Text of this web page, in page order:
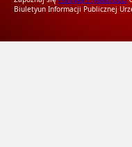
Biuletyun Informacji Publicznej